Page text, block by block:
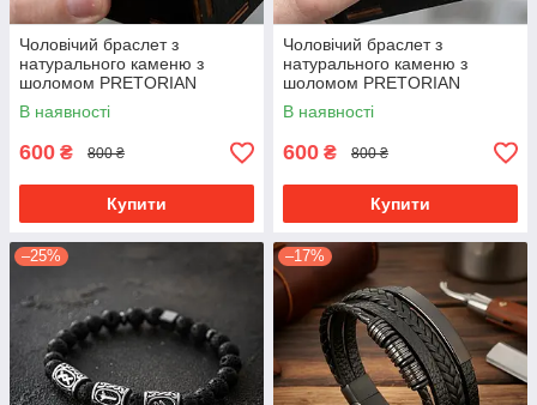
Чоловічий браслет з
натурального каменю з
шоломом PRETORIAN
преміум якість
В наявності
600 ₴ 800 ₴
Купити
Чоловічий браслет з
натурального каменю з
шоломом PRETORIAN
преміум якість
В наявності
600 ₴ 800 ₴
Купити
–25% –17%